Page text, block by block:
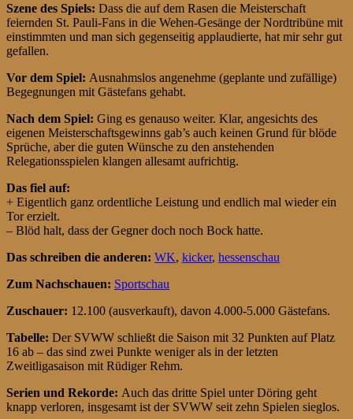
Szene des Spiels: Dass die auf dem Rasen die Meisterschaft
feiernden St. Pauli-Fans in die Wehen-Gesänge der Nordtribüne mit
einstimmten und man sich gegenseitig applaudierte, hat mir sehr gut
gefallen.
Vor dem Spiel: Ausnahmslos angenehme (geplante und zufällige)
Begegnungen mit Gästefans gehabt.
Nach dem Spiel: Ging es genauso weiter. Klar, angesichts des
eigenen Meisterschaftsgewinns gab’s auch keinen Grund für blöde
Sprüche, aber die guten Wünsche zu den anstehenden
Relegationsspielen klangen allesamt aufrichtig.
Das fiel auf:
+ Eigentlich ganz ordentliche Leistung und endlich mal wieder ein
Tor erzielt.
– Blöd halt, dass der Gegner doch noch Bock hatte.
Das schreiben die anderen: WK, kicker, hessenschau
Zum Nachschauen: Sportschau
Zuschauer: 12.100 (ausverkauft), davon 4.000-5.000 Gästefans.
Tabelle: Der SVWW schließt die Saison mit 32 Punkten auf Platz
16 ab – das sind zwei Punkte weniger als in der letzten
Zweitligasaison mit Rüdiger Rehm.
Serien und Rekorde: Auch das dritte Spiel unter Döring geht
knapp verloren, insgesamt ist der SVWW seit zehn Spielen sieglos.